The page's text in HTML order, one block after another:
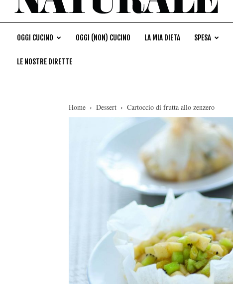
OGGI CUCINO OGGI (NON) CUCINO LA MIA DIETA SPESA
LE NOSTRE DIRETTE
Home Dessert
Cartoccio di frutta allo zenzero